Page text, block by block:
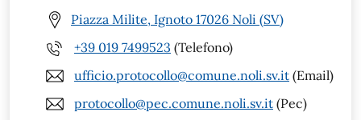
Piazza Milite, Ignoto 17026 Noli (SV)
+39 019 7499523 (Telefono)
ufficio.protocollo@comune.noli.sv.it (Email)
protocollo@pec.comune.noli.sv.it (Pec)